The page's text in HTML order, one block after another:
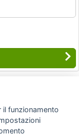
il funzionamento